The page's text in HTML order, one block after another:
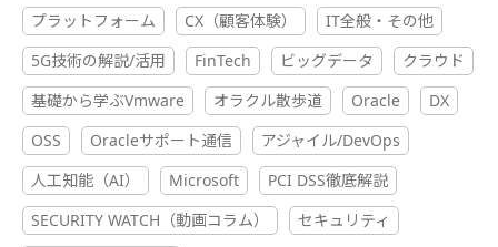
プラットフォーム CX（顧客体験）
IT全般・その他
5G技術の解説/活用
FinTech ビッグデータ
クラウド
基礎から学ぶVmware
オラクル散歩道 Oracle
DX
OSS
Oracleサポート通信
アジャイル/DevOps
人工知能（AI）
Microsoft
PCI DSS徹底解説
SECURITY WATCH（動画コラム）
セキュリティ